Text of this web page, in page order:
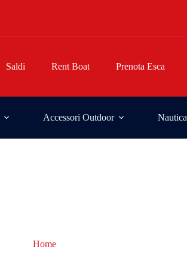
Saldi Rent Boat Prenota Esca
Accessori Outdoor Nautica
Home